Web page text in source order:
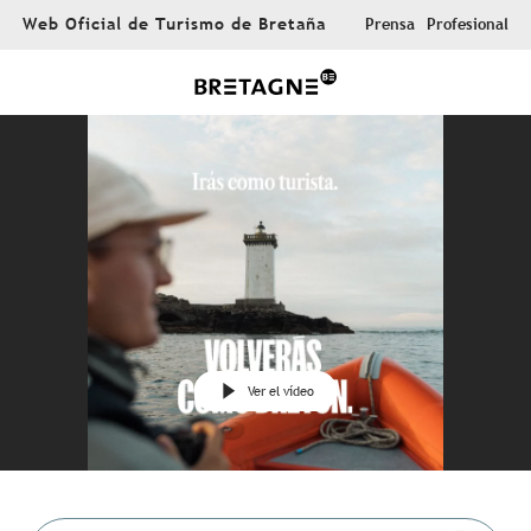
AllerWeb Oficial de Turismo de Bretaña Prensa Profesional
Ver el vídeo